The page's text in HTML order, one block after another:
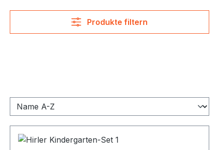
Produkte filtern